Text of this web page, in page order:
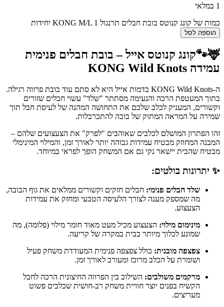
1 במלאי
כמות של קונג קנוטס בובת חבלים תרנגול KONG M/L 1 יחידות
הוספה לסל
🦌🐾קונג קנוטס אייל – בובת חבלים פנימית
עמידה KONG Wild Knots
ה-KONG Wild Knots בדמות אייל היא לא סתם עוד בובת פרווה רגילה.
בתוך המעטפת הרכה והנעימה מסתתר "שלד" עשוי חבלים שזורים
וקשורים, המעניק לכלב שלכם את התחושה המהנה של לעיסת חבל תוך
שמירה על המראה המתוק של בובה להתכרבלות.
זהו הפתרון המושלם לכלבים שאוהבים "לפרק" את הצעצועים שלהם –
המבנה המחוזק מבטיח עמידות גבוהה יותר לאורך זמן, והמילוי המינימלי
מבטיח שהבית יישאר נקי גם אם המשחק הופך לפראי במיוחד.
✨ יתרונות בולטים:
שלד חבלים פנימי: חבלים חזקים וקשורים ממלאים את גוף הבובה,
מה שמספק מענה לצורך הלעיסה הטבעי ומחזק את עמידות
הצעצוע.
מינימום מילוי: הצעצוע מכיל מעט מאוד חומר מילוי (פלומה), מה
שמונע לכלוך מיותר בבית במקרה של קריעה.
צפצפה מובנית: כולל צפצפה פנימית המעודדת משחק פעיל
ושומרת על הכלב מרוכז ומעורב לאורך זמן.
מרקמים משולבים: השילוב בין הפרווה החיצונית הרכה לחבל
הקשיח בפנים יוצר חוויית משחק רב-חושית שכלבים פשוט
מעריצים.